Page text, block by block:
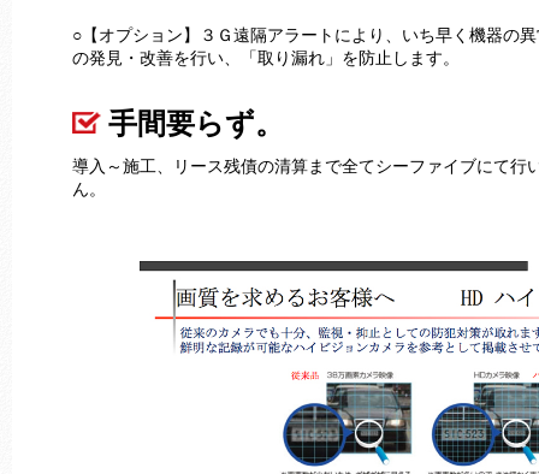
○【オプション】３Ｇ遠隔アラートにより、いち早く機器の
の発見・改善を行い、「取り漏れ」を防止します。
手間要らず。
導入～施工、リース残債の清算まで全てシーファイブにて行
ん。